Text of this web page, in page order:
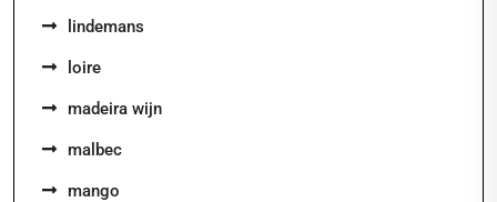
lindemans
loire
madeira wijn
malbec
mango